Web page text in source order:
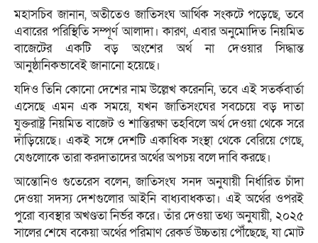
মহাসচিব জানান, অতীতেও জাতিসংঘ আর্থিক সংকটে পড়েছে, তবে
এবারের পরিস্থিতি সম্পূর্ণ আলাদা। কারণ, এবার অনুমোদিত নিয়মিত
বাজেটের একটি বড় অংশের অর্থ না দেওয়ার সিদ্ধান্ত
আনুষ্ঠানিকভাবেই জানানো হয়েছে।
যদিও তিনি কোনো দেশের নাম উল্লেখ করেননি, তবে এই সতর্কবার্তা
এসেছে এমন এক সময়ে, যখন জাতিসংঘের সবচেয়ে বড় দাতা
যুক্তরাষ্ট্র নিয়মিত বাজেট ও শান্তিরক্ষা তহবিলে অর্থ দেওয়া থেকে সরে
দাঁড়িয়েছে। একই সঙ্গে দেশটি একাধিক সংস্থা থেকে বেরিয়ে গেছে,
যেগুলোকে তারা করদাতাদের অর্থের অপচয় বলে দাবি করছে।
আন্তোনিও গুতেরেস বলেন, জাতিসংঘ সনদ অনুযায়ী নির্ধারিত চাঁদা
দেওয়া সদস্য দেশগুলোর আইনি বাধ্যবাধকতা। এই অর্থের ওপরই
পুরো ব্যবস্থার অখণ্ডতা নির্ভর করে। তাঁর দেওয়া তথ্য অনুযায়ী, ২০২৫
সালের শেষে বকেয়া অর্থের পরিমাণ রেকর্ড উচ্চতায় পৌঁছেছে, যা মোট